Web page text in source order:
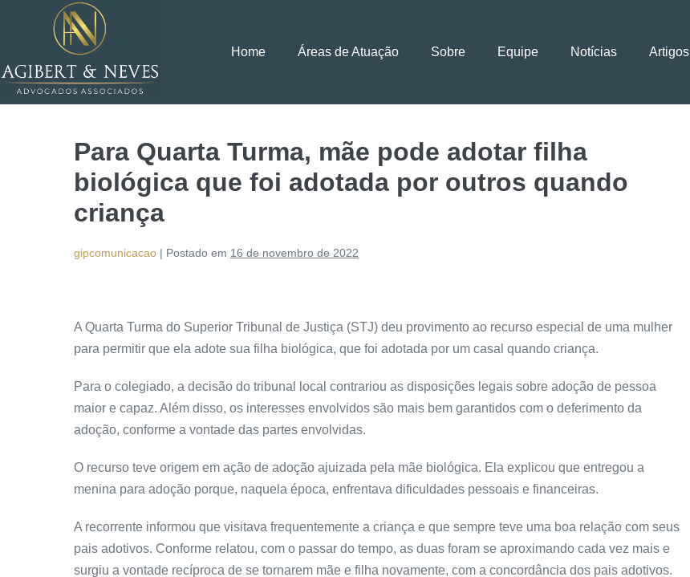
Home Áreas de Atuação Sobre Equipe Notícias Artigos
Para Quarta Turma, mãe pode adotar filha
biológica que foi adotada por outros quando
criança
gipcomunicacao | Postado em 16 de novembro de 2022
A Quarta Turma do Superior Tribunal de Justiça (STJ) deu provimento ao recurso especial de uma mulher
para permitir que ela adote sua filha biológica, que foi adotada por um casal quando criança.
Para o colegiado, a decisão do tribunal local contrariou as disposições legais sobre adoção de pessoa
maior e capaz. Além disso, os interesses envolvidos são mais bem garantidos com o deferimento da
adoção, conforme a vontade das partes envolvidas.
O recurso teve origem em ação de adoção ajuizada pela mãe biológica. Ela explicou que entregou a
menina para adoção porque, naquela época, enfrentava dificuldades pessoais e financeiras.
A recorrente informou que visitava frequentemente a criança e que sempre teve uma boa relação com seus
pais adotivos. Conforme relatou, com o passar do tempo, as duas foram se aproximando cada vez mais e
surgiu a vontade recíproca de se tornarem mãe e filha novamente, com a concordância dos pais adotivos.